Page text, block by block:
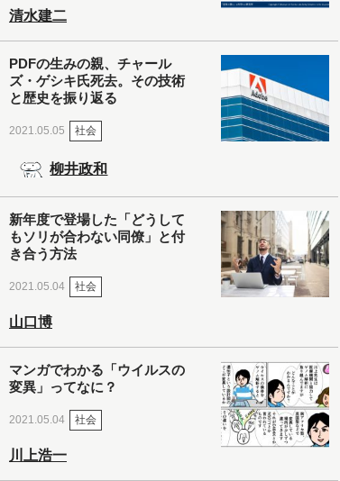
清水建二
PDFの生みの親、チャール
ズ・ゲシキ氏死去。その技術
と歴史を振り返る
2021.05.05 社会
柳井政和
新年度で登場した「どうして
もソリが合わない同僚」と付
き合う方法
2021.05.04 社会
山口博
マンガでわかる「ウイルスの
変異」ってなに？
2021.05.04 社会
川上浩一